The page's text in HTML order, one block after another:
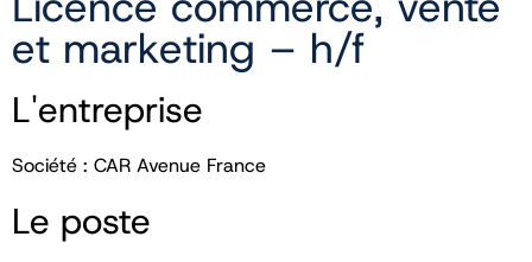
et marketing – h/f
L'entreprise
Société : CAR Avenue France
Le poste